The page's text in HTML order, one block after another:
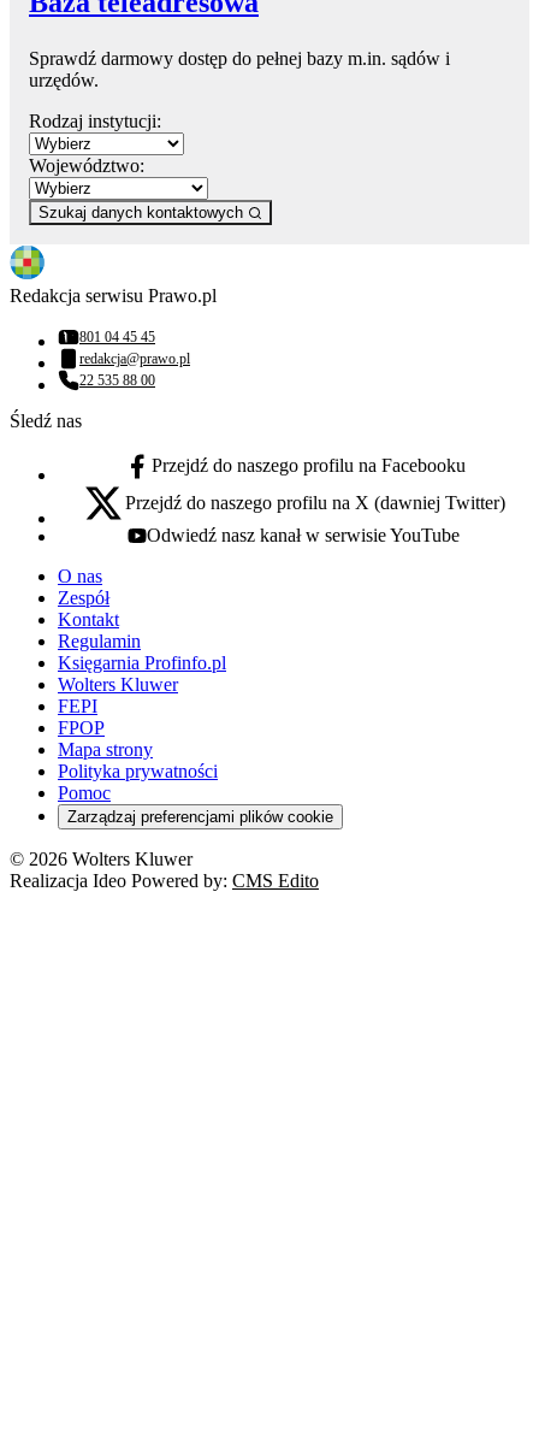
Sprawdź darmowy dostęp do pełnej bazy m.in. sądów i
urzędów.
Rodzaj instytucji:
Województwo:
Szukaj danych kontaktowych
Redakcja serwisu Prawo.pl
Numer telefonu:
801 04 45 45
Adres email:
redakcja@prawo.pl
Numer telefonu:
22 535 88 00
Śledź nas
facebook - otwiera się w nowej karcie
Przejdź do naszego profilu na Facebooku
x - otwiera się w nowej karcie
Przejdź do naszego profilu na X (dawniej Twitter)
youtube - otwiera się w nowej karcie
Odwiedź nasz kanał w serwisie YouTube
O nas
Zespół
Kontakt
Regulamin
Księgarnia Profinfo.pl
Wolters Kluwer
FEPI
FPOP
Mapa strony
Polityka prywatności
Pomoc
Zarządzaj preferencjami plików cookie
© 2026 Wolters Kluwer
Realizacja Ideo Powered by: CMS Edito